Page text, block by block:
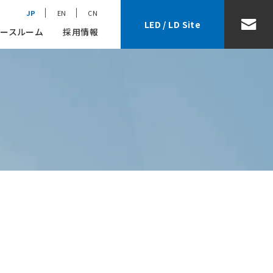
スルーム 採用情報
JP EN CN
LED / LD Site